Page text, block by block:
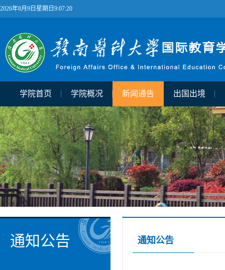
2026年8月9日星期日9:07:21
学院首页 学院概况 新闻通告 出国出境
通知公告 通知公告